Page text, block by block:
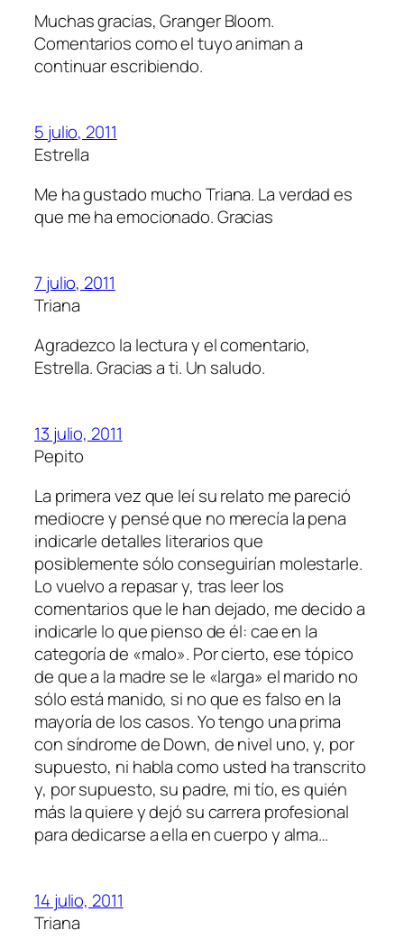
Muchas gracias, Granger Bloom.
Comentarios como el tuyo animan a
continuar escribiendo.
5 julio, 2011
Estrella
Me ha gustado mucho Triana. La verdad es
que me ha emocionado. Gracias
7 julio, 2011
Triana
Agradezco la lectura y el comentario,
Estrella. Gracias a ti. Un saludo.
13 julio, 2011
Pepito
La primera vez que leí su relato me pareció
mediocre y pensé que no merecía la pena
indicarle detalles literarios que
posiblemente sólo conseguirían molestarle.
Lo vuelvo a repasar y, tras leer los
comentarios que le han dejado, me decido a
indicarle lo que pienso de él: cae en la
categoría de «malo». Por cierto, ese tópico
de que a la madre se le «larga» el marido no
sólo está manido, si no que es falso en la
mayoría de los casos. Yo tengo una prima
con síndrome de Down, de nivel uno, y, por
supuesto, ni habla como usted ha transcrito
y, por supuesto, su padre, mi tío, es quién
más la quiere y dejó su carrera profesional
para dedicarse a ella en cuerpo y alma…
14 julio, 2011
Triana